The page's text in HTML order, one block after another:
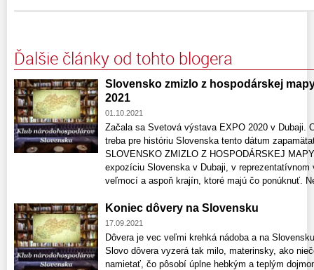
Ďalšie články od tohto blogera
Slovensko zmizlo z hospodárskej
2021
01.10.2021
Začala sa Svetová výstava EXPO 2020 v Dubaji.
treba pre históriu Slovenska tento dátum
SLOVENSKO ZMIZLO Z HOSPODÁRSKEJ
expozíciu Slovenska v Dubaji, v
veľmocí a aspoň krajín, ktoré majú čo ponúknuť.
Koniec dôvery na Slovensku
17.09.2021
Dôvera je vec veľmi krehká nádoba a na
Slovo dôvera vyzerá tak milo, materinsky, ako
namietať, čo pôsobí úplne hebkým a teplým